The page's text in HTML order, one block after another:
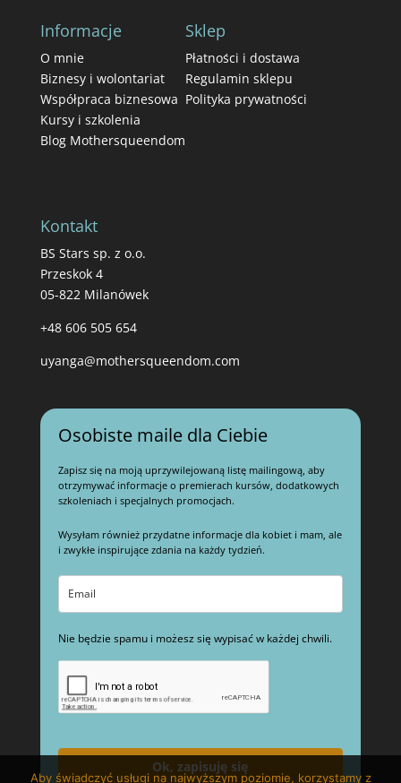
Informacje
O mnie
Biznesy i wolontariat
Współpraca biznesowa
Kursy i szkolenia
Blog Mothersqueendom
Sklep
Płatności i dostawa
Regulamin sklepu
Polityka prywatności
Kontakt
BS Stars sp. z o.o.
Przeskok 4
05-822 Milanówek
+48 606 505 654
uyanga@mothersqueendom.com
Osobiste maile dla Ciebie
Zapisz się na moją uprzywilejowaną listę mailingową, aby
otrzymywać informacje o premierach kursów, dodatkowych
szkoleniach i specjalnych promocjach.
Wysyłam również przydatne informacje dla kobiet i mam, ale
i zwykłe inspirujące zdania na każdy tydzień.
Nie będzie spamu i możesz się wypisać w każdej chwili.
Ok, zapisuję się
Aby świadczyć usługi na najwyższym poziomie, korzystamy z